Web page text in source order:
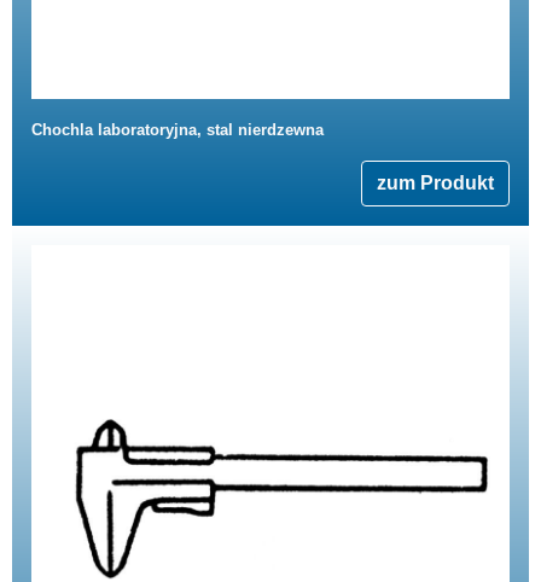
Chochla laboratoryjna, stal nierdzewna
zum Produkt